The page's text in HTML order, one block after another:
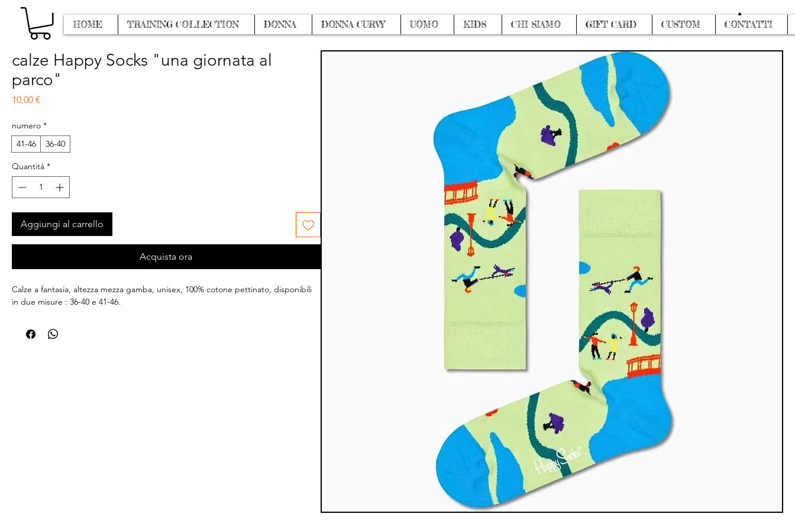
Accedi
HOME TRAINING COLLECTION DONNA DONNA CURVY UOMO KIDS CHI SIAMO GIFT CARD CUSTOM CONTATTI
calze Happy Socks "una giornata al
parco"
10,00 €
numero *
41-46
36-40
Quantità *
Aggiungi al carrello
Acquista ora
Calze a fantasia, altezza mezza gamba, unisex, 100% cotone pettinato, disponibili
in due misure : 36-40 e 41-46.